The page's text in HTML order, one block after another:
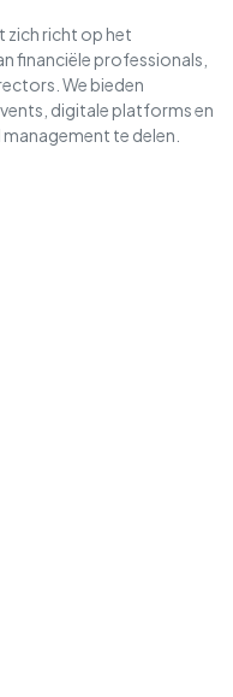
zich richt op het
financiële professionals,
We bieden
digitale platforms en
te delen.